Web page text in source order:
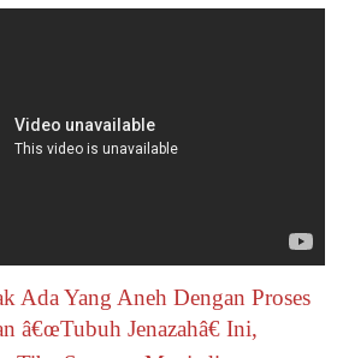
Ada Yang Aneh Dengan Proses
â€œTubuh Jenazahâ€ Ini,